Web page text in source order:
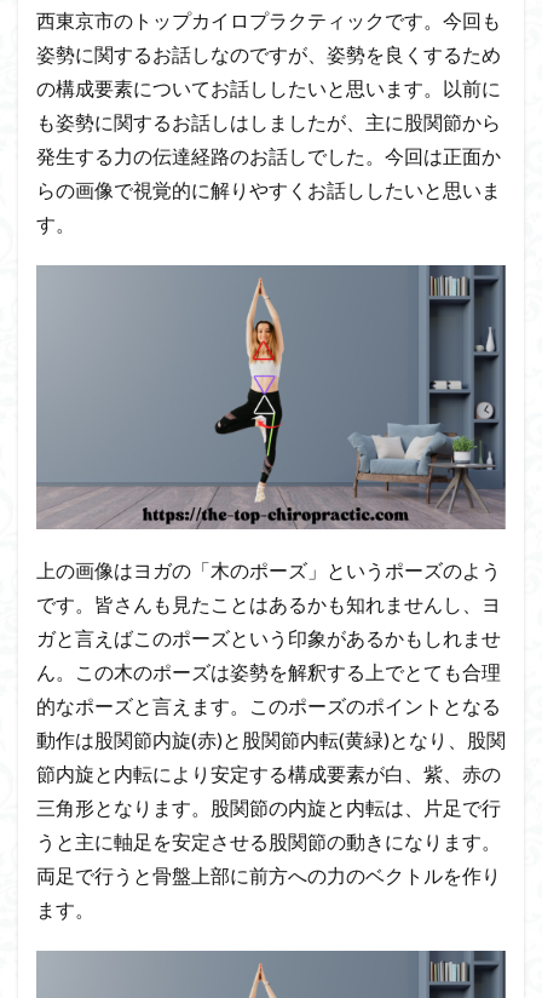
西東京市のトップカイロプラクティックです。今回も
姿勢に関するお話しなのですが、姿勢を良くするため
の構成要素についてお話ししたいと思います。以前に
も姿勢に関するお話しはしましたが、主に股関節から
発生する力の伝達経路のお話しでした。今回は正面か
らの画像で視覚的に解りやすくお話ししたいと思いま
す。
上の画像はヨガの「木のポーズ」というポーズのよう
です。皆さんも見たことはあるかも知れませんし、ヨ
ガと言えばこのポーズという印象があるかもしれませ
ん。この木のポーズは姿勢を解釈する上でとても合理
的なポーズと言えます。このポーズのポイントとなる
動作は股関節内旋(赤)と股関節内転(黄緑)となり、股関
節内旋と内転により安定する構成要素が白、紫、赤の
三角形となります。股関節の内旋と内転は、片足で行
うと主に軸足を安定させる股関節の動きになります。
両足で行うと骨盤上部に前方への力のベクトルを作り
ます。